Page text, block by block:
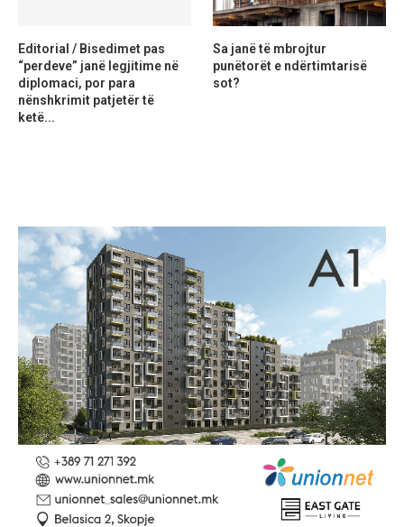
Editorial / Bisedimet pas
“perdeve” janë legjitime në
diplomaci, por para
nënshkrimit patjetër të
ketë...
Sa janë të mbrojtur
punëtorët e ndërtimtarisë
sot?